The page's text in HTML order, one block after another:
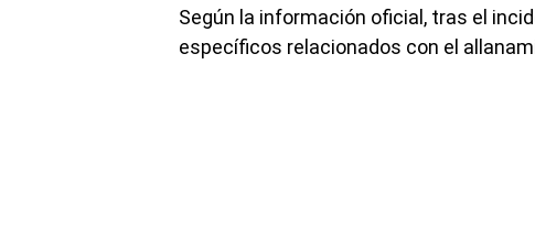
Según la información oficial, tras el
específicos relacionados con el